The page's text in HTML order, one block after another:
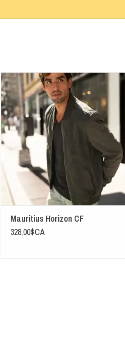
Mauritius Horizon CF
AJOUTER AU PANIER
Mauritius Horizon CF
328,00$CA